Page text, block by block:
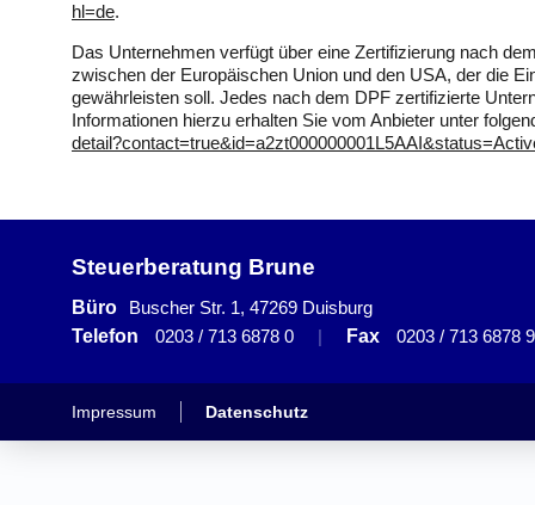
hl=de.
Das Unternehmen verfügt über eine Zertifizierung nach
zwischen der Europäischen Union und den USA, der die
gewährleisten soll. Jedes nach dem DPF zertifizierte
Informationen hierzu erhalten Sie vom Anbieter unter
Steuerberatung Brune
Büro
Buscher Str. 1, 47269 Duisburg
Telefon
0203 / 713 6878 0 | Fax 0203 / 713 6878 9
Impressum Datenschutz